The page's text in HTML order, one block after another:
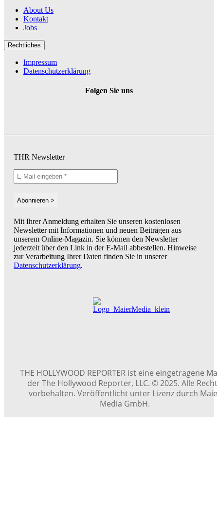
About Us
Kontakt
Jobs
Rechtliches
Impressum
Datenschutzerklärung
Folgen Sie uns
THR Newsletter
Mit Ihrer Anmeldung erhalten Sie unseren kostenlosen
Newsletter mit Informationen und neuen Beiträgen aus
unserem Online-Magazin. Sie können den Newsletter
jederzeit über den Link in der E-Mail abbestellen. Hinweise
zur Verarbeitung Ihrer Daten finden Sie in unserer
Datenschutzerklärung.
THE HOLLYWOOD REPORTER ist eine eingetragene
der The Hollywood Reporter, LLC. © 2025. Alle
vorbehalten. Veröffentlicht unter Lizenz durch
Media GmbH.